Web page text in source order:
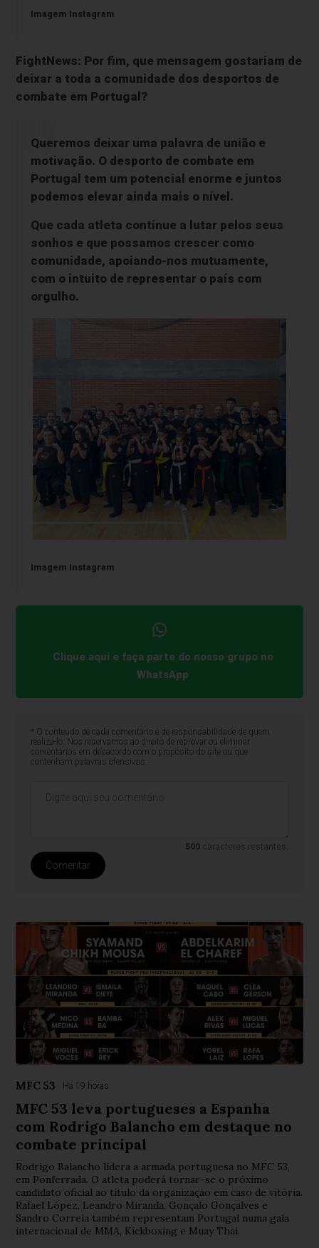
Imagem Instagram
FightNews: Por fim, que mensagem gostariam de
deixar a toda a comunidade dos desportos de
combate em Portugal?
Queremos deixar uma palavra de união e
motivação. O desporto de combate em
Portugal tem um potencial enorme e juntos
podemos elevar ainda mais o nível.
Que cada atleta continue a lutar pelos seus
sonhos e que possamos crescer como
comunidade, apoiando-nos mutuamente,
com o intuito de representar o país com
orgulho.
Imagem Instagram
Clique aqui e faça parte do nosso grupo no
WhatsApp
* O conteúdo de cada comentário é de responsabilidade de quem
realizá-lo. Nos reservamos ao direito de reprovar ou eliminar
comentários em desacordo com o propósito do site ou que
contenham palavras ofensivas.
500 caracteres restantes.
Comentar
MFC 53 Há 19 horas
MFC 53 leva portugueses a Espanha
com Rodrigo Balancho em destaque no
combate principal
Rodrigo Balancho lidera a armada portuguesa no MFC 53,
em Ponferrada. O atleta poderá tornar-se o próximo
candidato oficial ao título da organização em caso de vitória.
Rafael López, Leandro Miranda, Gonçalo Gonçalves e
Sandro Correia também representam Portugal numa gala
internacional de MMA, Kickboxing e Muay Thai.